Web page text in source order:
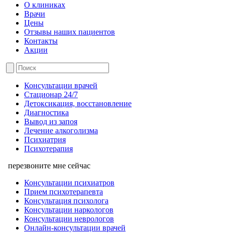
О клиниках
Врачи
Цены
Отзывы наших пациентов
Контакты
Акции
Консультации врачей
Стационар 24/7
Детоксикация, восстановление
Диагностика
Вывод из запоя
Лечение алкоголизма
Психиатрия
Психотерапия
перезвоните мне сейчас
Консультации психиатров
Прием психотерапевта
Консультация психолога
Консультации наркологов
Консультации неврологов
Онлайн-консультации врачей